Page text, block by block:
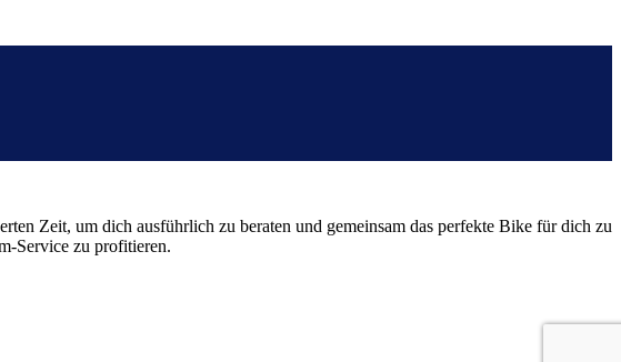
Zeit, um dich ausführlich zu beraten und gemeinsam das perfekte Bike für dich zu
Service zu profitieren.